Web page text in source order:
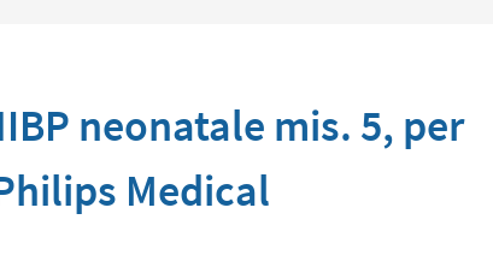
neonatale mis. 5, per
Medical